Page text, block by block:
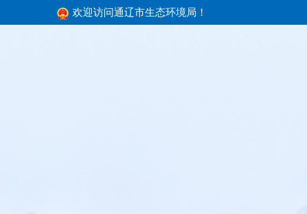
欢迎访问通辽市生态环境局！